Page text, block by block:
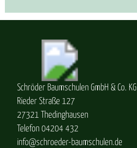
Schröder Baumschulen GmbH & Co. KG
Rieder Straße 127
27321 Thedinghausen
Telefon 04204 432
info@schroeder-baumschulen.de